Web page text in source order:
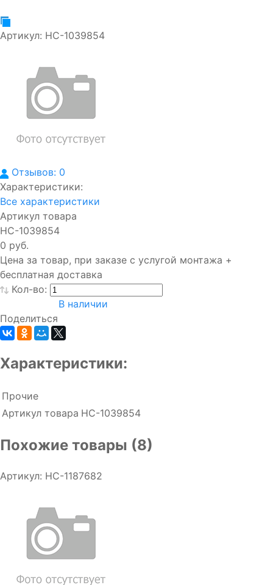
Артикул: НС-1039854
Отзывов: 0
Характеристики:
Все характеристики
Артикул товара
НС-1039854
0 руб.
Цена за товар, при заказе с услугой монтажа +
бесплатная доставка
Кол-во:
В наличии
Поделиться
Характеристики:
Прочие
Артикул товара НС-1039854
Похожие товары (8)
Артикул: НС-1187682